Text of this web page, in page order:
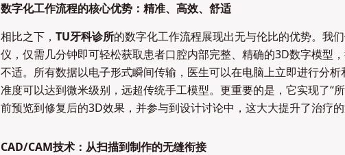
数字化工作流程的核心优势：精准、高效、舒适
相比之下， TU牙科诊所的数字化工作流程展现出无与伦比的优势。我
仪，仅需几分钟即可轻松获取患者口腔内部完整、精确的3D数字模型
不适。所有数据以电子形式瞬间传输，医生可以在电脑上立即进行分
准度可以达到微米级别，远超传统手工模型。更重要的是，它实现了“
前预览到修复后的3D效果，并参与到设计讨论中，这大大提升了治疗的
CAD/CAM技术：从扫描到制作的无缝衔接